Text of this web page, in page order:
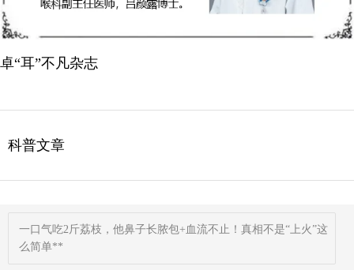
卓“耳”不凡杂志
科普文章
一口气吃2斤荔枝，他鼻子长脓包+血流不止！真相不是“上火”这
么简单**